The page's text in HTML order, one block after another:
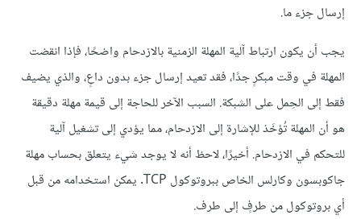
إرسال جزء ما.
يجب أن يكون ارتباط آلية المهلة الزمنية بالازدحام واضحًا، فإذا انقضت
المهلة في وقت مبكرٍ جدًا، فقد تعيد إرسال جزء بدون داعٍ، والذي يضيف
فقط إلى الحِمل على الشبكة. السبب الآخر للحاجة إلى قيمة مهلة دقيقة
هو أن المهلة تُؤخَذ للإشارة إلى الازدحام، مما يؤدي إلى تشغيل آلية
للتحكم في الازدحام. أخيرًا، لاحظ أنه لا يوجد شيء يتعلق بحساب مهلة
جاكوبسون وكارلس الخاص ببروتوكول TCP. يمكن استخدامه من قبل
أي بروتوكول من طرفٍ إلى طرف.